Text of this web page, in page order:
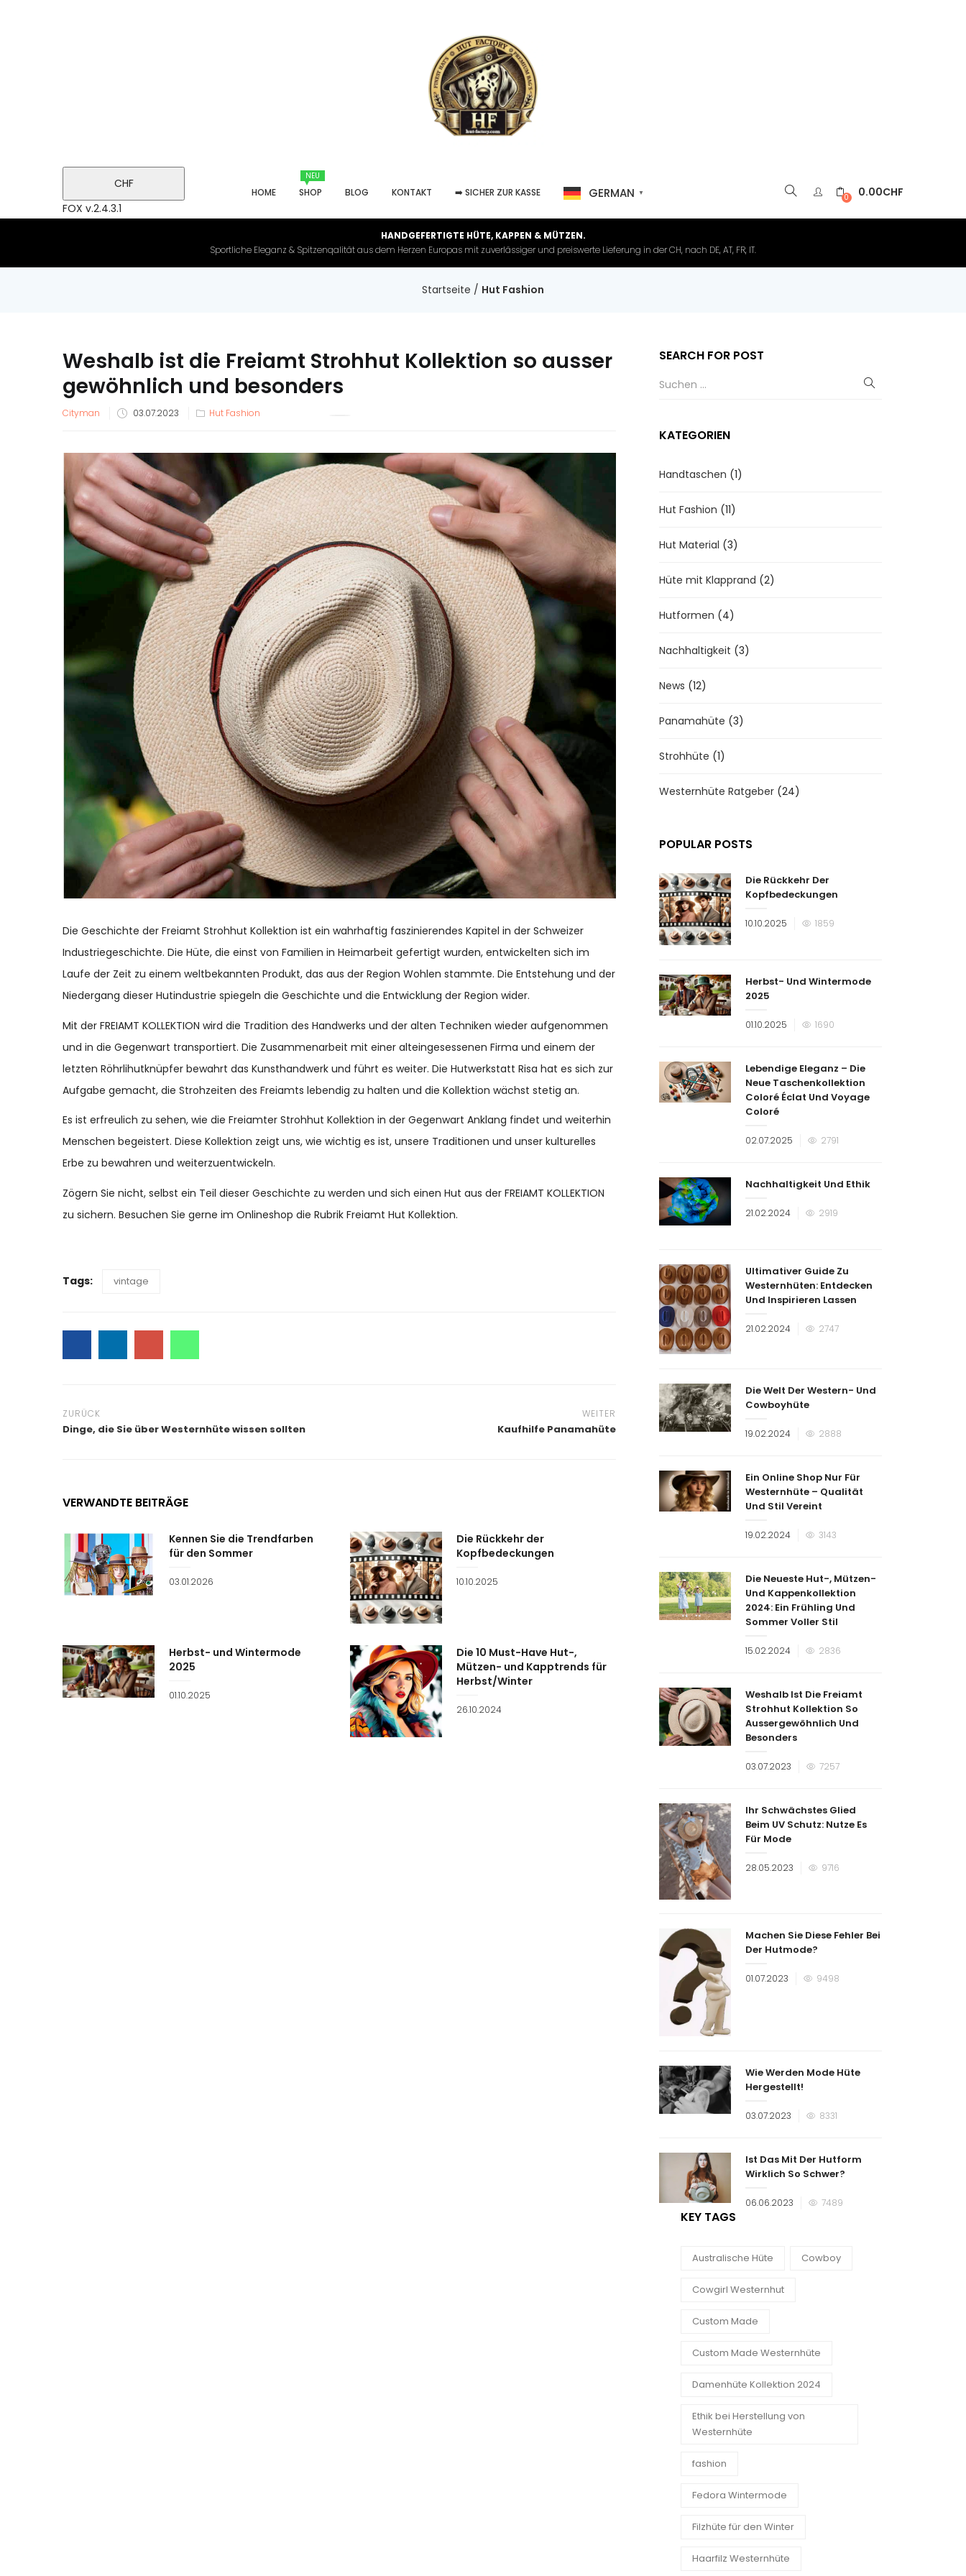
CHF
FOX v.2.4.3.1
HOME
NEU
SHOP BLOG KONTAKT ➡️ SICHER ZUR KASSE GERMAN ▼ 0 0.00CHF
HANDGEFERTIGTE HÜTE, KAPPEN & MÜTZEN.
Sportliche Eleganz & Spitzenqalität aus dem Herzen Europas mit zuverlässiger und preiswerte Lieferung in der CH, nach DE, AT, FR, IT.
Startseite / Hut Fashion
Weshalb ist die Freiamt Strohhut Kollektion so ausser
gewöhnlich und besonders
Cityman
Veröffentlicht
03.07.2023 Hut Fashion
Die Geschichte der Freiamt Strohhut Kollektion ist ein wahrhaftig faszinierendes Kapitel in der Schweizer
Industriegeschichte. Die Hüte, die einst von Familien in Heimarbeit gefertigt wurden, entwickelten sich im
Laufe der Zeit zu einem weltbekannten Produkt, das aus der Region Wohlen stammte. Die Entstehung und der
Niedergang dieser Hutindustrie spiegeln die Geschichte und die Entwicklung der Region wider.
Mit der FREIAMT KOLLEKTION wird die Tradition des Handwerks und der alten Techniken wieder aufgenommen
und in die Gegenwart transportiert. Die Zusammenarbeit mit einer alteingesessenen Firma und einem der
letzten Röhrlihutknüpfer bewahrt das Kunsthandwerk und führt es weiter. Die Hutwerkstatt Risa hat es sich zur
Aufgabe gemacht, die Strohzeiten des Freiamts lebendig zu halten und die Kollektion wächst stetig an.
Es ist erfreulich zu sehen, wie die Freiamter Strohhut Kollektion in der Gegenwart Anklang findet und weiterhin
Menschen begeistert. Diese Kollektion zeigt uns, wie wichtig es ist, unsere Traditionen und unser kulturelles
Erbe zu bewahren und weiterzuentwickeln.
Zögern Sie nicht, selbst ein Teil dieser Geschichte zu werden und sich einen Hut aus der FREIAMT KOLLEKTION
zu sichern. Besuchen Sie gerne im Onlineshop die Rubrik Freiamt Hut Kollektion.
Tags: vintage
ZURÜCK
Dinge, die Sie über Westernhüte wissen sollten
WEITER
Kaufhilfe Panamahüte
VERWANDTE BEITRÄGE
Kennen Sie die Trendfarben
für den Sommer
Veröffentlicht
03.01.2026
Die Rückkehr der
Kopfbedeckungen
Veröffentlicht
10.10.2025
Herbst- und Wintermode
2025
Veröffentlicht
01.10.2025
Die 10 Must-Have Hut-,
Mützen- und Kapptrends für
Herbst/Winter
Veröffentlicht
26.10.2024
SEARCH FOR POST
KATEGORIEN
Handtaschen (1)
Hut Fashion (11)
Hut Material (3)
Hüte mit Klapprand (2)
Hutformen (4)
Nachhaltigkeit (3)
News (12)
Panamahüte (3)
Strohhüte (1)
Westernhüte Ratgeber (24)
POPULAR POSTS
Die Rückkehr Der
Kopfbedeckungen
Veröffentlicht
10.10.2025 1859
Herbst- Und Wintermode
2025
Veröffentlicht
01.10.2025 1690
Lebendige Eleganz – Die
Neue Taschenkollektion
Coloré Éclat Und Voyage
Coloré
Veröffentlicht
02.07.2025 2791
Nachhaltigkeit Und Ethik
Veröffentlicht
21.02.2024 2919
Ultimativer Guide Zu
Westernhüten: Entdecken
Und Inspirieren Lassen
Veröffentlicht
21.02.2024 2747
Die Welt Der Western- Und
Cowboyhüte
Veröffentlicht
19.02.2024 2888
Ein Online Shop Nur Für
Westernhüte – Qualität
Und Stil Vereint
Veröffentlicht
19.02.2024 3143
Die Neueste Hut-, Mützen-
Und Kappenkollektion
2024: Ein Frühling Und
Sommer Voller Stil
Veröffentlicht
15.02.2024 2836
Weshalb Ist Die Freiamt
Strohhut Kollektion So
Aussergewöhnlich Und
Besonders
Veröffentlicht
03.07.2023 7257
Ihr Schwächstes Glied
Beim UV Schutz: Nutze Es
Für Mode
Veröffentlicht
28.05.2023 9716
Machen Sie Diese Fehler Bei
Der Hutmode?
Veröffentlicht
01.07.2023 9498
Wie Werden Mode Hüte
Hergestellt!
Veröffentlicht
03.07.2023 8331
Ist Das Mit Der Hutform
Wirklich So Schwer?
Veröffentlicht
06.06.2023 7489
KEY TAGS
Australische Hüte Cowboy
Cowgirl Westernhut
Custom Made
Custom Made Westernhüte
Damenhüte Kollektion 2024
Ethik bei Herstellung von
Westernhüte
fashion
Fedora Wintermode
Filzhüte für den Winter
Haarfilz Westernhüte